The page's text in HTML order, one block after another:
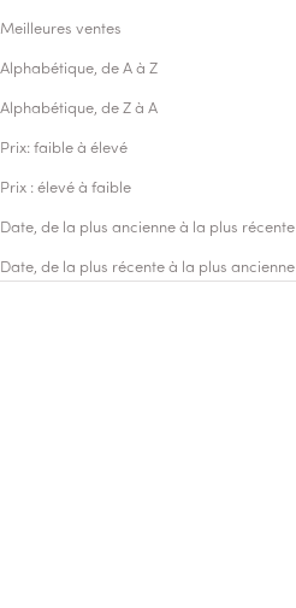
Meilleures ventes
Alphabétique, de A à Z
Alphabétique, de Z à A
Prix: faible à élevé
Prix : élevé à faible
Date, de la plus ancienne à la plus récente
Date, de la plus récente à la plus ancienne